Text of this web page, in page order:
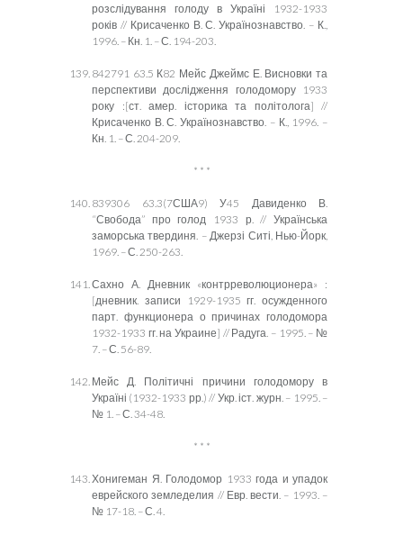
розслідування голоду в Україні 1932-1933
років // Крисаченко В. С. Українознавство. – К.,
1996. – Кн. 1. – С. 194-203.
842791 63.5 К82 Мейс Джеймс Е. Висновки та
перспективи дослідження голодомору 1933
року :[ст. амер. історика та політолога] //
Крисаченко В. С. Українознавство. – К., 1996. –
Кн. 1. – С. 204-209.
* * *
839306 63.3(7США9) У45 Давиденко В.
“Свобода” про голод 1933 р. // Українська
заморська твердиня. – Джерзі Ситі, Нью-Йорк,
1969. – С. 250-263.
Сахно А. Дневник «контрреволюционера» :
[дневник. записи 1929-1935 гг. осужденного
парт. функционера о причинах голодомора
1932-1933 гг. на Украине] // Радуга. – 1995. – №
7. – С. 56-89.
Мейс Д. Політичні причини голодомору в
Україні (1932-1933 рр.) // Укр. іст. журн. – 1995. –
№ 1. – С. 34-48.
* * *
Хонигеман Я. Голодомор 1933 года и упадок
еврейского земледелия // Евр. вести. – 1993. –
№ 17-18. – С. 4.